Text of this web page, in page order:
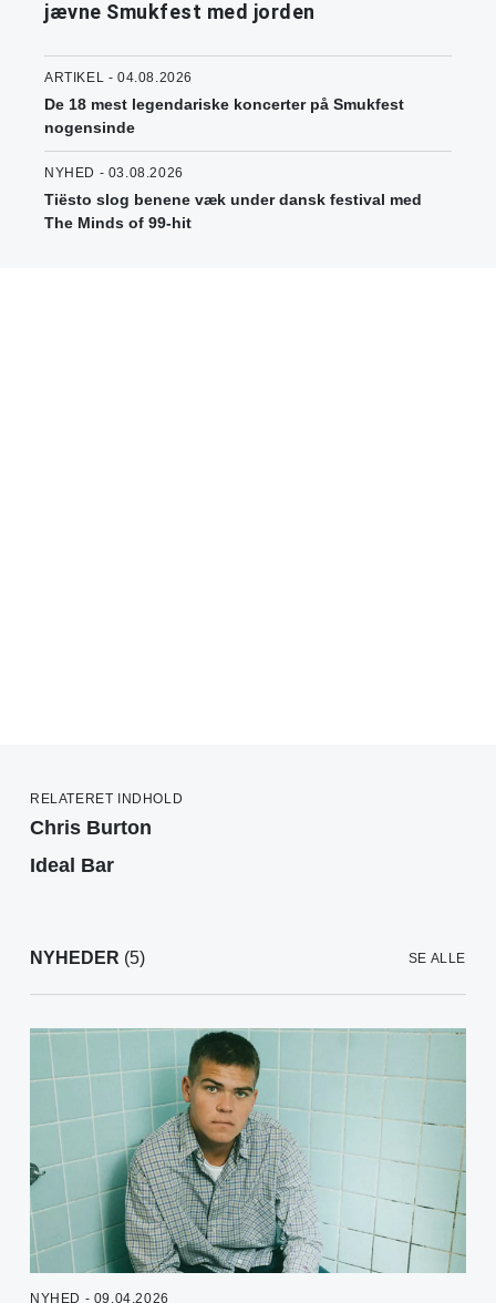
jævne Smukfest med jorden
ARTIKEL - 04.08.2026
De 18 mest legendariske koncerter på Smukfest
nogensinde
NYHED - 03.08.2026
Tiësto slog benene væk under dansk festival med
The Minds of 99-hit
RELATERET INDHOLD
Chris Burton
Ideal Bar
NYHEDER (5) SE ALLE
NYHED - 09.04.2026